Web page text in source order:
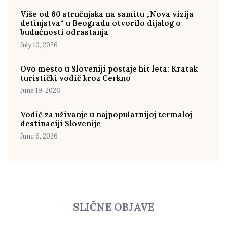
Više od 60 stručnjaka na samitu „Nova vizija
detinjstva“ u Beogradu otvorilo dijalog o
budućnosti odrastanja
July 10, 2026
Ovo mesto u Sloveniji postaje hit leta: Kratak
turistički vodič kroz Cerkno
June 19, 2026
Vodič za uživanje u najpopularnijoj termaloj
destinaciji Slovenije
June 6, 2026
SLIČNE OBJAVE